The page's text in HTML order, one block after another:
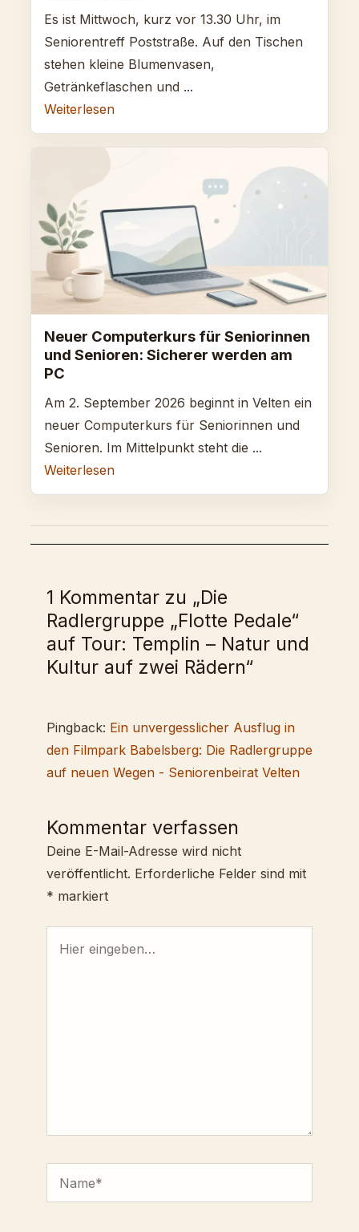
Es ist Mittwoch, kurz vor 13.30 Uhr, im
Seniorentreff Poststraße. Auf den Tischen
stehen kleine Blumenvasen,
Getränkeflaschen und ...
Weiterlesen
Neuer Computerkurs für Seniorinnen
und Senioren: Sicherer werden am
PC
Am 2. September 2026 beginnt in Velten ein
neuer Computerkurs für Seniorinnen und
Senioren. Im Mittelpunkt steht die ...
Weiterlesen
1 Kommentar zu „Die
Radlergruppe „Flotte Pedale“
auf Tour: Templin – Natur und
Kultur auf zwei Rädern“
Pingback: Ein unvergesslicher Ausflug in
den Filmpark Babelsberg: Die Radlergruppe
auf neuen Wegen - Seniorenbeirat Velten
Kommentar verfassen
Deine E-Mail-Adresse wird nicht
veröffentlicht. Erforderliche Felder sind mit
* markiert
eingeben…